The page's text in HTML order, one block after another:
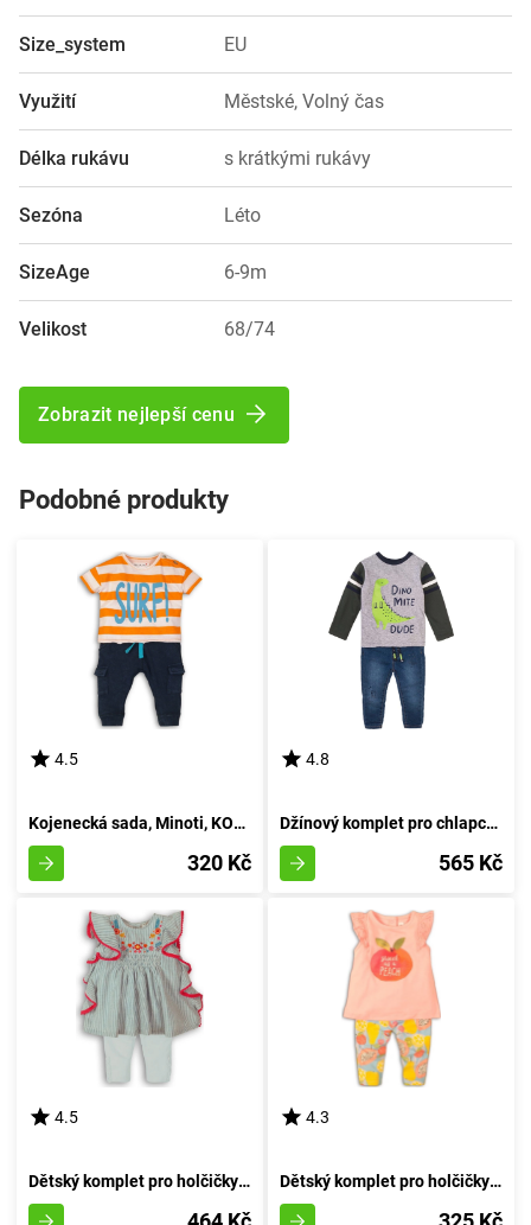
Size_system EU
Využití Městské, Volný čas
Délka rukávu s krátkými rukávy
Sezóna Léto
SizeAge 6-9m
Velikost 68/74
Zobrazit nejlepší cenu
Podobné produkty
4.5
Kojenecká sada, Minoti, KOKOS 3, žluté - 86/92
320 Kč
4.8
Džínový komplet pro chlapce - tričko a džíny, Minoti, Mite 5, kluk - 92/98 | 2/3let
565 Kč
4.5
Dětský komplet pro holčičky - šaty a legíny, Minoti, Parade 1, velikost holčičky 74/80 | 9-12m
4.3
Dětský komplet pro holčičky - tričko a kalhoty, Minoti, Fruits 4, růžový - velikost 86/92 | 18-24 měsíců